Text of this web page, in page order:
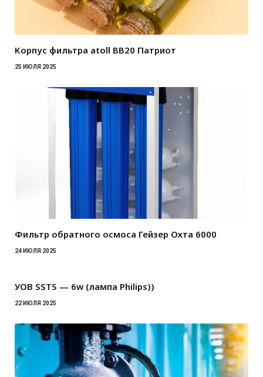
Корпус фильтра atoll BB20 Патриот
25 ИЮЛЯ 2025
Фильтр обратного осмоса Гейзер Охта 6000
24 ИЮЛЯ 2025
УОВ SST5 — 6w (лампа Philips))
22 ИЮЛЯ 2025